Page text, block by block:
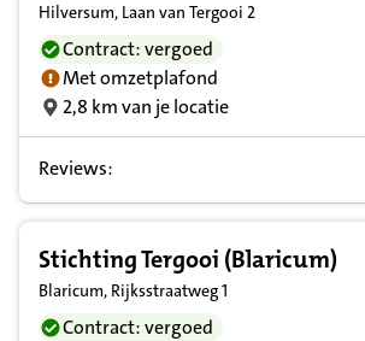
Hilversum, Laan van Tergooi 2
Contract: vergoed
Met omzetplafond
2,8 km van je locatie
Reviews:
Stichting Tergooi (Blaricum)
Blaricum, Rijksstraatweg 1
Contract: vergoed